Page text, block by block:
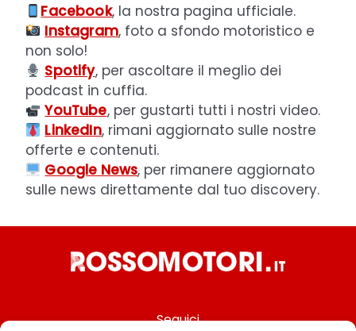
Facebook, la nostra pagina ufficiale.
Instagram, foto a sfondo motoristico e
non solo!
Spotify, per ascoltare il meglio dei
podcast in cuffia.
YouTube, per gustarti tutti i nostri video.
LinkedIn, rimani aggiornato sulle nostre
offerte e contenuti.
Google News, per rimanere aggiornato
sulle news direttamente dal tuo discovery.
Seguici